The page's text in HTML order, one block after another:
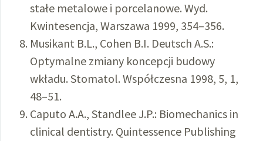
stałe metalowe i porcelanowe. Wyd.
Kwintesencja, Warszawa 1999, 354–356.
Musikant B.L., Cohen B.I. Deutsch A.S.:
Optymalne zmiany koncepcji budowy
wkładu. Stomatol. Współczesna 1998, 5, 1,
48–51.
Caputo A.A., Standlee J.P.: Biomechanics in
clinical dentistry. Quintessence Publishing